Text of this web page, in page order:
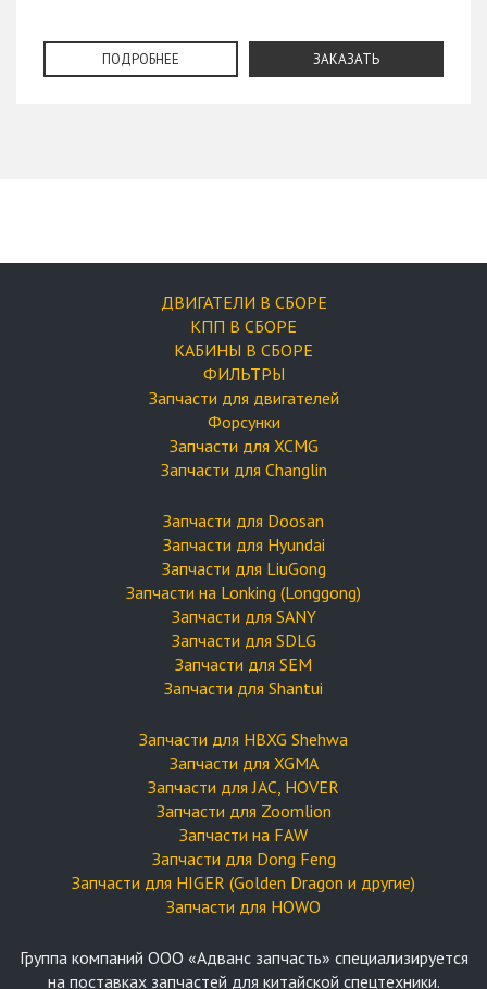
ПОДРОБНЕЕ ЗАКАЗАТЬ
ДВИГАТЕЛИ В СБОРЕ
КПП В СБОРЕ
КАБИНЫ В СБОРЕ
ФИЛЬТРЫ
Запчасти для двигателей
Форсунки
Запчасти для XCMG
Запчасти для Changlin
Запчасти для Doosan
Запчасти для Hyundai
Запчасти для LiuGong
Запчасти на Lonking (Longgong)
Запчасти для SANY
Запчасти для SDLG
Запчасти для SEM
Запчасти для Shantui
Запчасти для HBXG Shehwa
Запчасти для XGMA
Запчасти для JAC, HOVER
Запчасти для Zoomlion
Запчасти на FAW
Запчасти для Dong Feng
Запчасти для HIGER (Golden Dragon и другие)
Запчасти для HOWO
Группа компаний OOO «Адванс запчасть» специализируется
на поставках запчастей для китайской спецтехники.